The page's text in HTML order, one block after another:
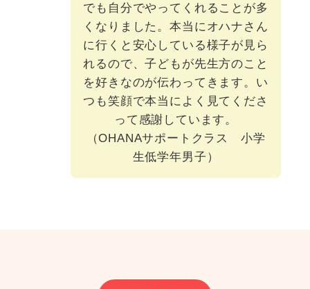
でも自分でやってくれることが多
くなりました。本当にオハナさん
に行くと安心している様子が見ら
れるので、子どもが先生方のこと
を好きなのが伝わってきます。い
つも笑顔で本当によく見てくださ
って感謝しています。
（OHANAサポートクラス 小学
生低学年男子）